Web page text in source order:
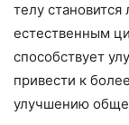
телу становится
естественным
способствует
привести к
улучшению